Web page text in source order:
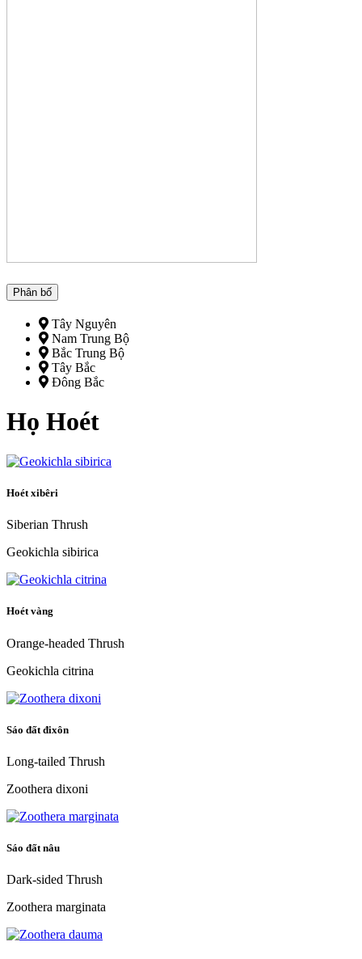
Phân bố
Tây Nguyên
Nam Trung Bộ
Bắc Trung Bộ
Tây Bắc
Đông Bắc
Họ Hoét
Hoét xibêri
Siberian Thrush
Geokichla sibirica
Hoét vàng
Orange-headed Thrush
Geokichla citrina
Sáo đất đixôn
Long-tailed Thrush
Zoothera dixoni
Sáo đất nâu
Dark-sided Thrush
Zoothera marginata